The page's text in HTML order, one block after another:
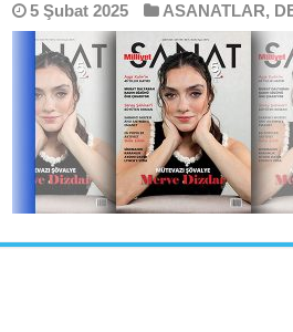
5 Şubat 2025 ASANATLAR,